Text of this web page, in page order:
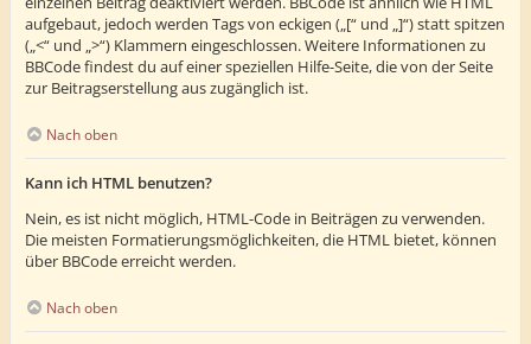
aufgebaut, jedoch werden Tags von eckigen („[“ und „]“) statt spitzen
(„<“ und „>“) Klammern eingeschlossen. Weitere Informationen zu
BBCode findest du auf einer speziellen Hilfe-Seite, die von der Seite
zur Beitragserstellung aus zugänglich ist.
Nach oben
Kann ich HTML benutzen?
Nein, es ist nicht möglich, HTML-Code in Beiträgen zu verwenden.
Die meisten Formatierungsmöglichkeiten, die HTML bietet, können
über BBCode erreicht werden.
Nach oben